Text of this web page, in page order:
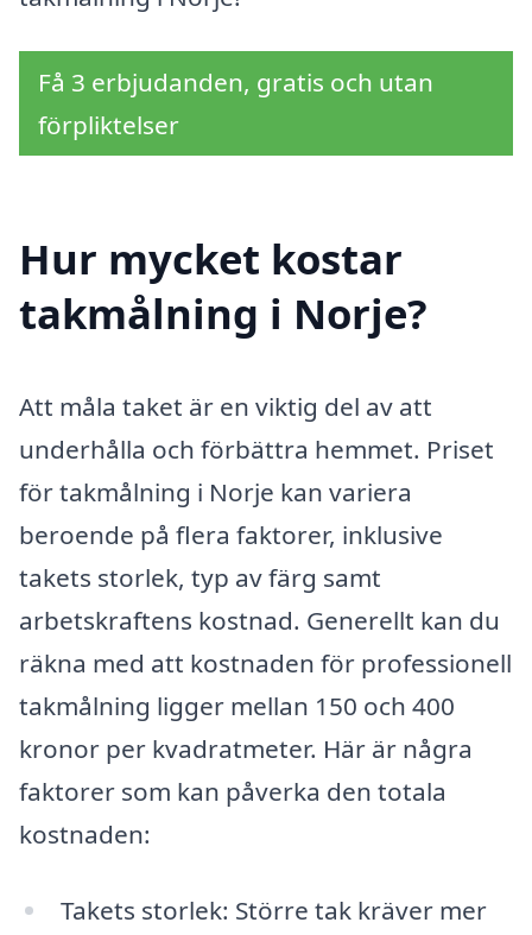
Få 3 erbjudanden, gratis och utan
förpliktelser
Hur mycket kostar
takmålning i Norje?
Att måla taket är en viktig del av att
underhålla och förbättra hemmet. Priset
för takmålning i Norje kan variera
beroende på flera faktorer, inklusive
takets storlek, typ av färg samt
arbetskraftens kostnad. Generellt kan du
räkna med att kostnaden för professionell
takmålning ligger mellan 150 och 400
kronor per kvadratmeter. Här är några
faktorer som kan påverka den totala
kostnaden:
Takets storlek: Större tak kräver mer